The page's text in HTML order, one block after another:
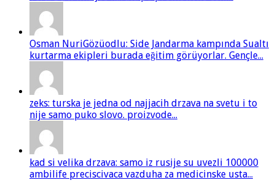
Osman NuriGözüodlu: Side Jandarma kampında Sualtı
kurtarma ekipleri burada eğitim görüyorlar. Gençle...
zeks: turska je jedna od najjacih drzava na svetu i to
nije samo puko slovo. proizvode...
kad si velika drzava: samo iz rusije su uvezli 100000
ambilife preciscivaca vazduha za medicinske usta...